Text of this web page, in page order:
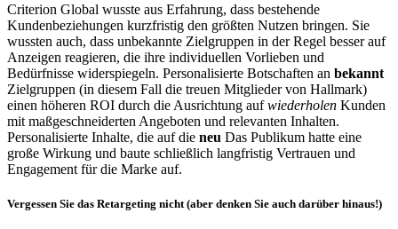
Criterion Global wusste aus Erfahrung, dass bestehende
Kundenbeziehungen kurzfristig den größten Nutzen bringen. Sie
wussten auch, dass unbekannte Zielgruppen in der Regel besser auf
Anzeigen reagieren, die ihre individuellen Vorlieben und
Bedürfnisse widerspiegeln. Personalisierte Botschaften an bekannt
Zielgruppen (in diesem Fall die treuen Mitglieder von Hallmark)
einen höheren ROI durch die Ausrichtung aufwiederholen Kunden
mit maßgeschneiderten Angeboten und relevanten Inhalten.
Personalisierte Inhalte, die auf die neu Das Publikum hatte eine
große Wirkung und baute schließlich langfristig Vertrauen und
Engagement für die Marke auf.
Vergessen Sie das Retargeting nicht (aber denken Sie auch darüber hinaus!)